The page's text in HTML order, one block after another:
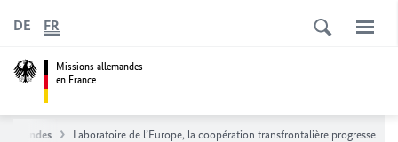
Missions allemandes
en France
DE FR
Laboratoire de l’Europe, la coopération transfrontalière progresse